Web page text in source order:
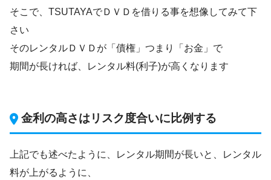
そこで、TSUTAYAでＤＶＤを借りる事を想像してみて下
さい
そのレンタルＤＶＤが「債権」つまり「お金」で
期間が長ければ、レンタル料(利子)が高くなります
金利の高さはリスク度合いに比例する
上記でも述べたように、レンタル期間が長いと、レンタル
料が上がるように、